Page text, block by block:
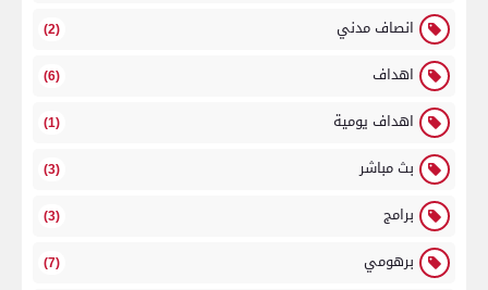
انصاف مدني (2)
اهداف (6)
اهداف يومية (1)
بث مباشر (3)
برامج (3)
برهومي (7)